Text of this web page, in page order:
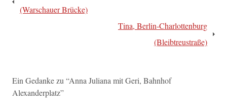
(Warschauer Brücke)
Tina, Berlin-Charlottenburg
(Bleibtreustraße)
Ein Gedanke zu “Anna Juliana mit Geri, Bahnhof
Alexanderplatz”